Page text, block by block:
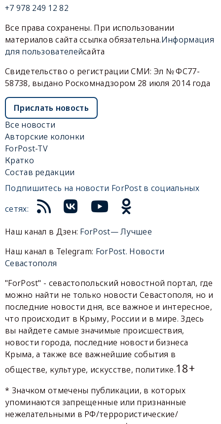
+7 978 249 12 82
Все права сохранены. При использовании
материалов сайта ссылка обязательна.Информация
для пользователейсайта
Свидетельство о регистрации СМИ: Эл № ФС77-
58738, выдано Роскомнадзором 28 июля 2014 года
Прислать новость
Все новости
Авторские колонки
ForPost-TV
Кратко
Состав редакции
Подпишитесь на новости ForPost в социальных
сетях:
Наш канал в Дзен: ForPost— Лучшее
Наш канал в Telegram: ForPost. Новости
Севастополя
"ForPost" - севастопольский новостной портал, где
можно найти не только новости Севастополя, но и
последние новости дня, все важное и интересное,
что происходит в Крыму, России и в мире. Здесь
вы найдете самые значимые происшествия,
новости города, последние новости бизнеса
Крыма, а также все важнейшие события в
обществе, культуре, искусстве, политике.18+
* Значком отмечены публикации, в которых
упоминаются запрещенные или признанные
нежелательными в РФ/террористические/